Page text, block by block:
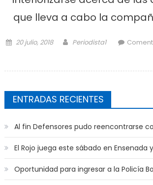
que lleva a cabo la
Posted on
20 julio, 2018 Author
Periodista1
ENTRADAS RECIENTES
Al fin Defensores pudo reencontrarse
El Rojo juega este sábado en Ensenada
Oportunidad para ingresar a la Policía